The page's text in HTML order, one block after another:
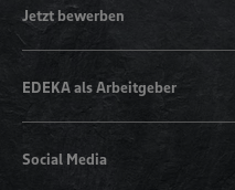
Jetzt bewerben
EDEKA als Arbeitgeber
Social Media